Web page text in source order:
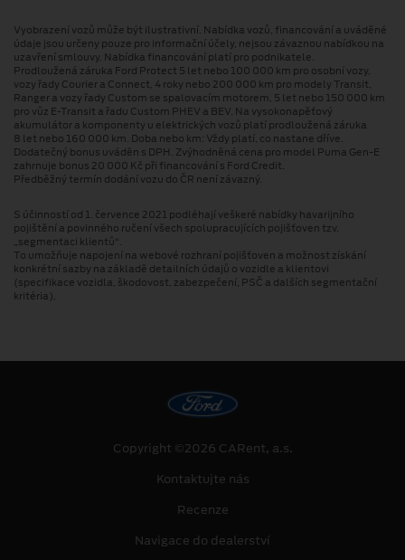
Vyobrazení vozů může být ilustrativní. Nabídka vozů, financování a uváděné
údaje jsou určeny pouze pro informační účely, nejsou závaznou nabídkou na
uzavření smlouvy. Nabídka financování platí pro podnikatele.
Prodloužená záruka Ford Protect 5 let nebo 100 000 km pro osobní vozy,
vozy řady Courier a Connect, 4 roky nebo 200 000 km pro modely Transit,
Ranger a vozy řady Custom se spalovacím motorem, 5 let nebo 150 000 km
pro vůz E-Transit a řadu Custom PHEV a BEV. Na vysokonapěťový
akumulátor a komponenty u elektrických vozů platí prodloužená záruka
8 let nebo 160 000 km. Doba nebo km: Vždy platí, co nastane dříve.
Dodatečný bonus uváděn s DPH. Zvýhodněná cena pro model Puma Gen⁠-⁠E
zahrnuje bonus 20 000 Kč při financování s Ford Credit.
Předběžný termín dodání vozu do ČR není závazný.
S účinností od 1. července 2021 podléhají veškeré nabídky havarijního
pojištění a povinného ručení všech spolupracujících pojišťoven tzv.
„segmentaci klientů“.
To umožňuje napojení na webové rozhraní pojišťoven a možnost získání
konkrétní sazby na základě detailních údajů o vozidle a klientovi
(specifikace vozidla, škodovost, zabezpečení, PSČ a dalších segmentační
kritéria).
Copyright ©2026 CARent, a.s.
Kontaktujte nás
Recenze
Navigace do dealerství